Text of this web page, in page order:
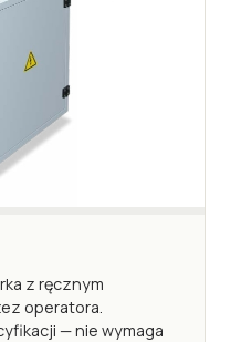
z ręcznym
operatora.
— nie wymaga